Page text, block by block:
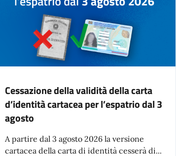
Cessazione della validità della carta
d’identità cartacea per l’espatrio dal 3
agosto
A partire dal 3 agosto 2026 la versione
cartacea della carta di identità cesserà di...